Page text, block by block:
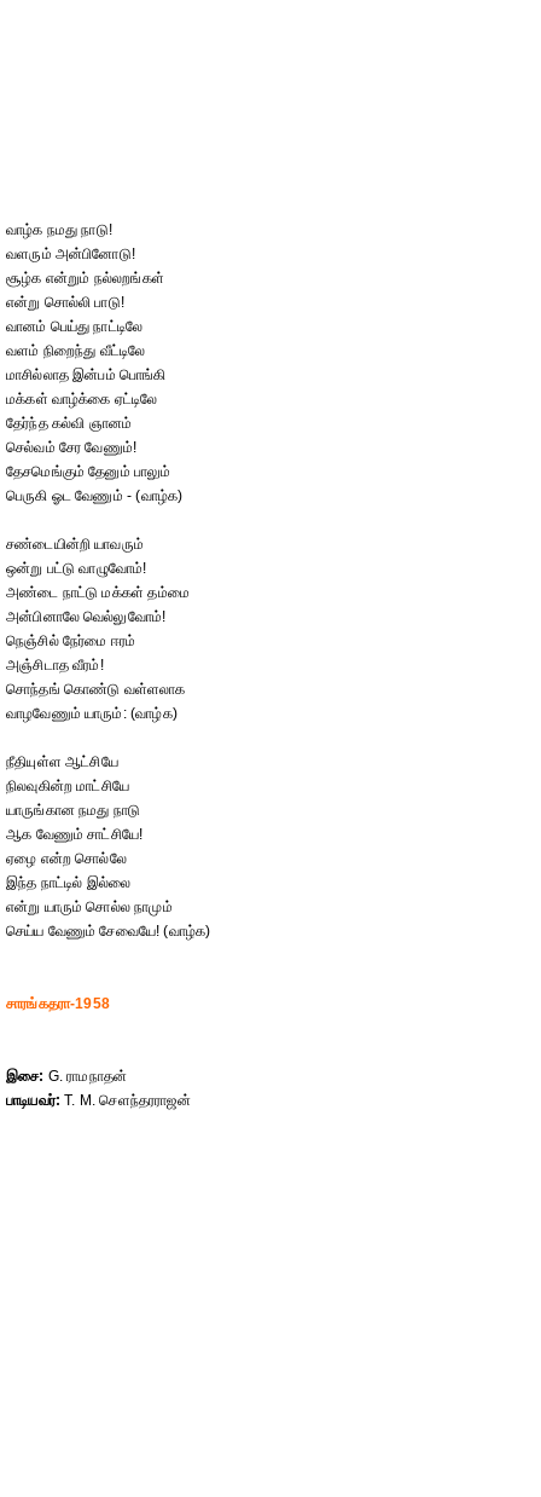
வாழ்க நமது நாடு!
வளரும் அன்பினோடு!
சூழ்க என்றும் நல்லறங்கள்
என்று சொல்லி பாடு!
வானம் பெய்து நாட்டிலே
வளம் நிறைந்து வீட்டிலே
மாசில்லாத இன்பம் பொங்கி
மக்கள் வாழ்க்கை ஏட்டிலே
தேர்ந்த கல்வி ஞானம்
செல்வம் சேர வேணும்!
தேசமெங்கும் தேனும் பாலும்
பெருகி ஓட வேணும் - (வாழ்க)
சண்டையின்றி யாவரும்
ஒன்று பட்டு வாழுவோம்!
அண்டை நாட்டு மக்கள் தம்மை
அன்பினாலே வெல்லுவோம்!
நெஞ்சில் நேர்மை ஈரம்
அஞ்சிடாத வீரம்!
சொந்தங் கொண்டு வள்ளலாக
வாழவேணும் யாரும்: (வாழ்க)
நீதியுள்ள ஆட்சியே
நிலவுகின்ற மாட்சியே
யாருங்கான நமது நாடு
ஆக வேணும் சாட்சியே!
ஏழை என்ற சொல்லே
இந்த நாட்டில் இல்லை
என்று யாரும் சொல்ல நாமும்
செய்ய வேணும் சேவையே! (வாழ்க)
சாரங்கதரா-1958
இசை: G. ராமநாதன்
பாடியவர்:T. M. செளந்தரராஜன்